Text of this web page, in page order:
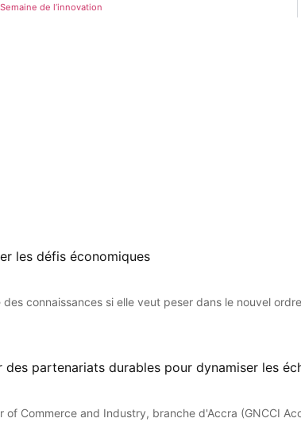
de l’innovation
les défis économiques
connaissances si elle veut peser dans le nouvel
partenariats durables pour dynamiser les
of Commerce and Industry, branche d'Accra (GNCCI